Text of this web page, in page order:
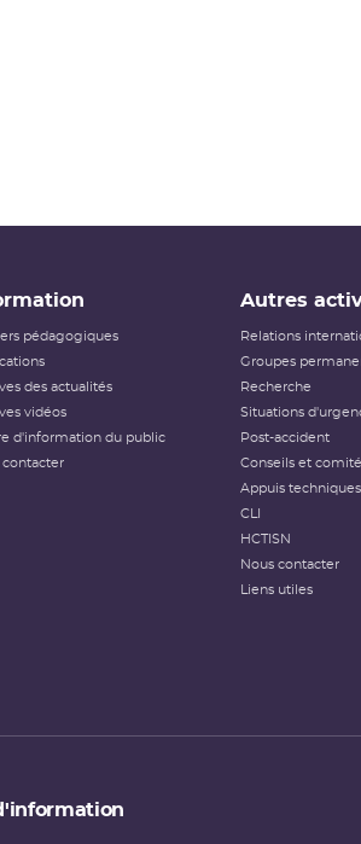
pédagogiques
des actualités
vidéos
d'information du public
contacter
Autres
Relations
Groupes
Recherche
Situations
Post-accident
Conseils et
Appuis
CLI
HCTISN
Nous contacter
Liens utiles